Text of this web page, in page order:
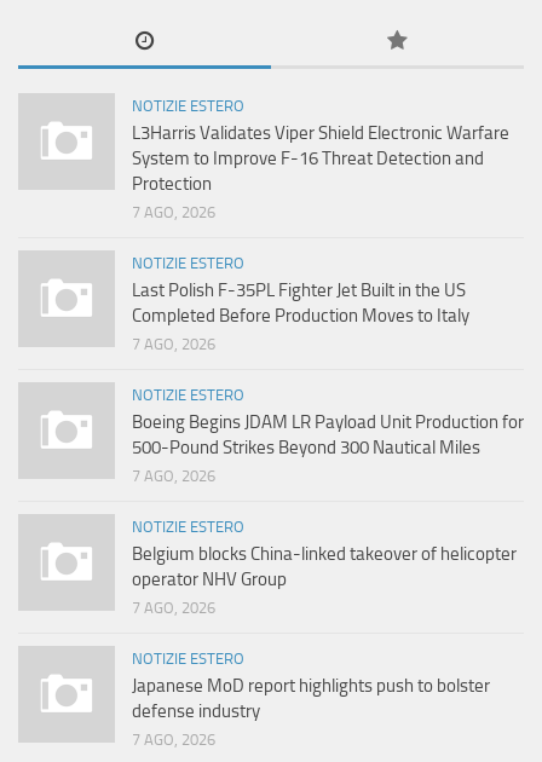
NOTIZIE ESTERO
L3Harris Validates Viper Shield Electronic Warfare
System to Improve F-16 Threat Detection and
Protection
7 AGO, 2026
NOTIZIE ESTERO
Last Polish F-35PL Fighter Jet Built in the US
Completed Before Production Moves to Italy
7 AGO, 2026
NOTIZIE ESTERO
Boeing Begins JDAM LR Payload Unit Production for
500-Pound Strikes Beyond 300 Nautical Miles
7 AGO, 2026
NOTIZIE ESTERO
Belgium blocks China-linked takeover of helicopter
operator NHV Group
7 AGO, 2026
NOTIZIE ESTERO
Japanese MoD report highlights push to bolster
defense industry
7 AGO, 2026